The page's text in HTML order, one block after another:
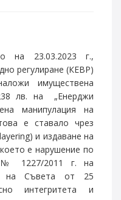
на 23.03.2023 г.,
регулиране (КЕВР)
имуществена
лв. на „Енерджи
манипулация на
е ставало чрез
и издаване на
е нарушение по
1227/2011 г. на
на Съвета от 25
интегритета и